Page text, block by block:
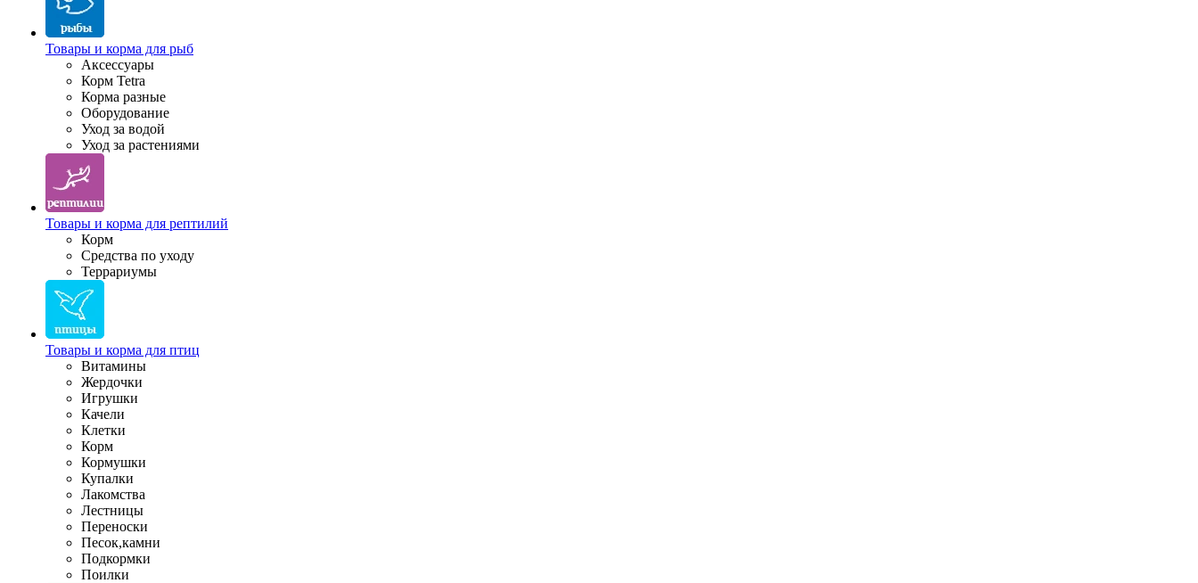
Товары и корма для рыб
Аксессуары
Корм Tetra
Корма разные
Оборудование
Уход за водой
Уход за растениями
Товары и корма для рептилий
Корм
Средства по уходу
Террариумы
Товары и корма для птиц
Витамины
Жердочки
Игрушки
Качели
Клетки
Корм
Кормушки
Купалки
Лакомства
Лестницы
Переноски
Песок,камни
Подкормки
Поилки